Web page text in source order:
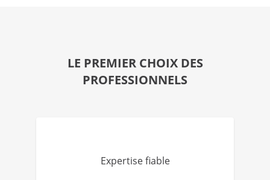
LE PREMIER CHOIX DES
PROFESSIONNELS
Expertise fiable